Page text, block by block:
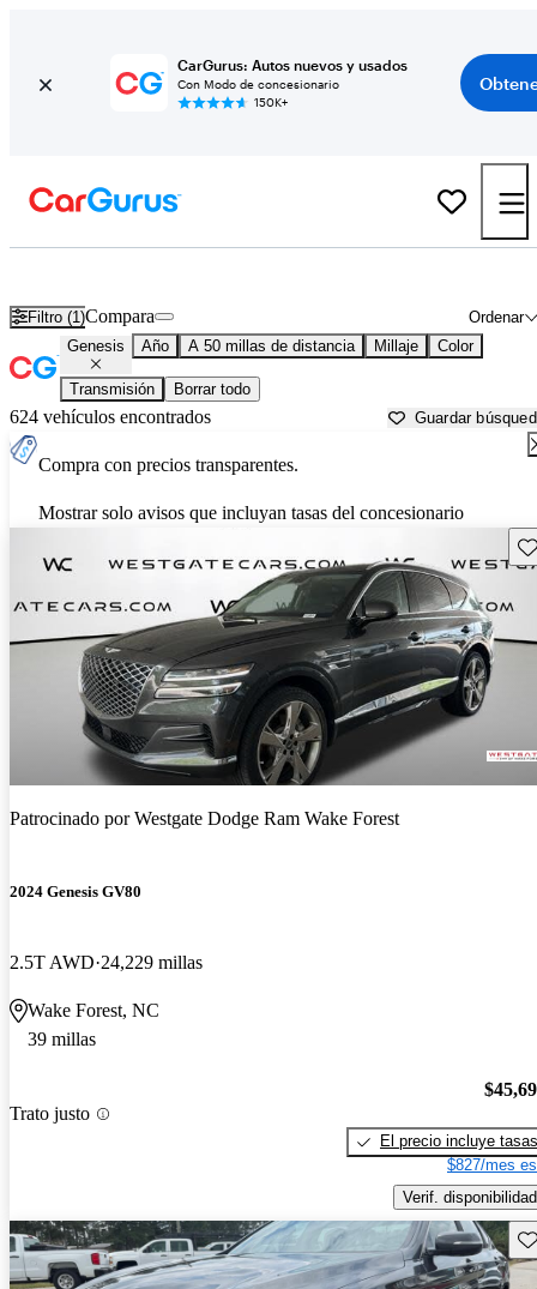
CarGurus: Autos nuevos y usados
Con Modo de concesionario
150K+
Filtro (1) Ordenar
Compara
Genesis Año A 50 millas de distancia Millaje Color
Transmisión Borrar todo
624 vehículos encontrados Guardar
Compra con precios transparentes.
Mostrar solo avisos que incluyan tasas del concesionario
Patrocinado porWestgate Dodge Ram Wake Forest
2024 Genesis GV80
2.5T AWD 24,229 millas
Wake Forest, NC
39 millas
Trato justo
El precio incluye tasas
$827/mes
Verif. disponibilidad